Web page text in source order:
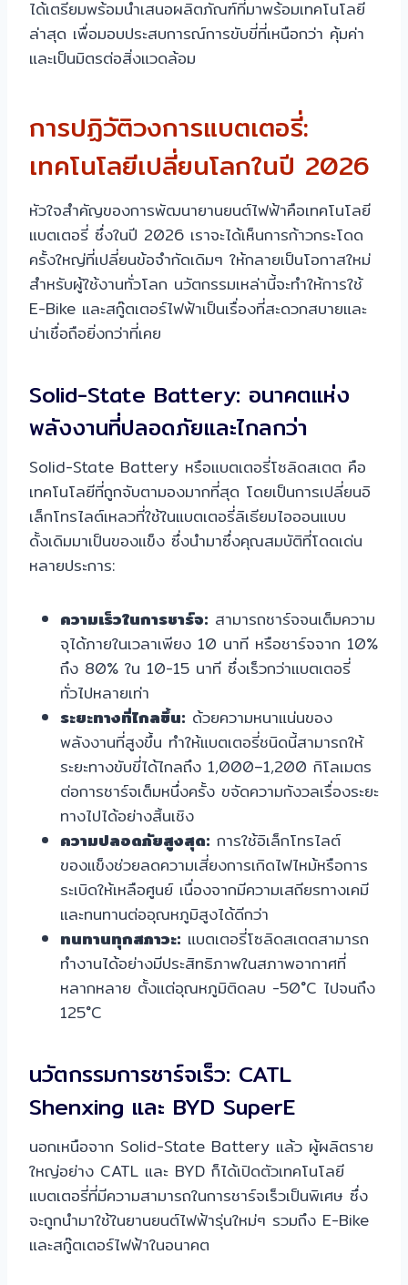
ได้เตรียมพร้อมนำเสนอผลิตภัณฑ์ที่มาพร้อมเทคโนโลยี
ล่าสุด เพื่อมอบประสบการณ์การขับขี่ที่เหนือกว่า คุ้มค่า
และเป็นมิตรต่อสิ่งแวดล้อม
การปฏิวัติวงการแบตเตอรี่:
เทคโนโลยีเปลี่ยนโลกในปี 2026
หัวใจสำคัญของการพัฒนายานยนต์ไฟฟ้าคือเทคโนโลยี
แบตเตอรี่ ซึ่งในปี 2026 เราจะได้เห็นการก้าวกระโดด
ครั้งใหญ่ที่เปลี่ยนข้อจำกัดเดิมๆ ให้กลายเป็นโอกาสใหม่
สำหรับผู้ใช้งานทั่วโลก นวัตกรรมเหล่านี้จะทำให้การใช้
E-Bike และสกู๊ตเตอร์ไฟฟ้าเป็นเรื่องที่สะดวกสบายและ
น่าเชื่อถือยิ่งกว่าที่เคย
Solid-State Battery: อนาคตแห่ง
พลังงานที่ปลอดภัยและไกลกว่า
Solid-State Battery หรือแบตเตอรี่โซลิดสเตต คือ
เทคโนโลยีที่ถูกจับตามองมากที่สุด โดยเป็นการเปลี่ยนอิ
เล็กโทรไลต์เหลวที่ใช้ในแบตเตอรี่ลิเธียมไอออนแบบ
ดั้งเดิมมาเป็นของแข็ง ซึ่งนำมาซึ่งคุณสมบัติที่โดดเด่น
หลายประการ:
ความเร็วในการชาร์จ: สามารถชาร์จจนเต็มความ
จุได้ภายในเวลาเพียง 10 นาที หรือชาร์จจาก 10%
ถึง 80% ใน 10-15 นาที ซึ่งเร็วกว่าแบตเตอรี่
ทั่วไปหลายเท่า
ระยะทางที่ไกลขึ้น: ด้วยความหนาแน่นของ
พลังงานที่สูงขึ้น ทำให้แบตเตอรี่ชนิดนี้สามารถให้
ระยะทางขับขี่ได้ไกลถึง 1,000–1,200 กิโลเมตร
ต่อการชาร์จเต็มหนึ่งครั้ง ขจัดความกังวลเรื่องระยะ
ทางไปได้อย่างสิ้นเชิง
ความปลอดภัยสูงสุด: การใช้อิเล็กโทรไลต์
ของแข็งช่วยลดความเสี่ยงการเกิดไฟไหม้หรือการ
ระเบิดให้เหลือศูนย์ เนื่องจากมีความเสถียรทางเคมี
และทนทานต่ออุณหภูมิสูงได้ดีกว่า
ทนทานทุกสภาวะ: แบตเตอรี่โซลิดสเตตสามารถ
ทำงานได้อย่างมีประสิทธิภาพในสภาพอากาศที่
หลากหลาย ตั้งแต่อุณหภูมิติดลบ -50°C ไปจนถึง
125°C
นวัตกรรมการชาร์จเร็ว: CATL
Shenxing และ BYD SuperE
นอกเหนือจาก Solid-State Battery แล้ว ผู้ผลิตราย
ใหญ่อย่าง CATL และ BYD ก็ได้เปิดตัวเทคโนโลยี
แบตเตอรี่ที่มีความสามารถในการชาร์จเร็วเป็นพิเศษ ซึ่ง
จะถูกนำมาใช้ในยานยนต์ไฟฟ้ารุ่นใหม่ๆ รวมถึง E-Bike
และสกู๊ตเตอร์ไฟฟ้าในอนาคต